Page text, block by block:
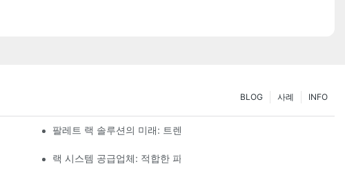
INFO
사례
BLOG
팔레트 랙 솔루션의 미래: 트렌드 및 혁신
랙 시스템 공급업체: 적합한 파트너를 선택하기 위한 핵심 요소